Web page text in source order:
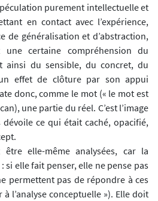
purement intellectuelle et
en contact avec l’expérience,
de généralisation et d’abstraction,
certaine compréhension du
ainsi du sensible, du concret, du
effet de clôture par son appui
donc, comme le mot (« le mot est
une partie du réel. C’est l’image
ce qui était caché, opacifié,
elle-même analysées, car la
si elle fait penser, elle ne pense pas
permettent pas de répondre à ces
l’analyse conceptuelle »). Elle doit